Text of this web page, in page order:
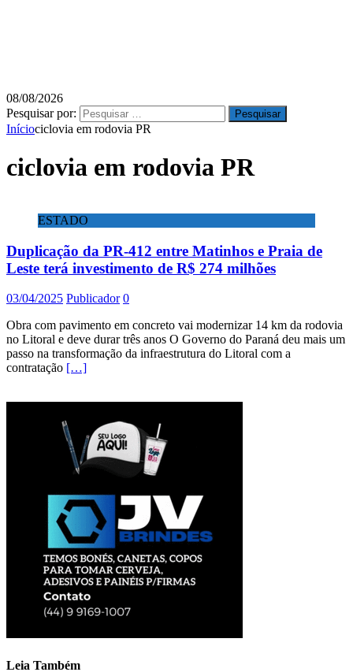
08/08/2026
Pesquisar por:
Iníciociclovia em rodovia PR
ciclovia em rodovia PR
ESTADO
Duplicação da PR-412 entre Matinhos e Praia de
Leste terá investimento de R$ 274 milhões
03/04/2025 Publicador 0
Obra com pavimento em concreto vai modernizar 14 km da rodovia
no Litoral e deve durar três anos O Governo do Paraná deu mais um
passo na transformação da infraestrutura do Litoral com a
contratação […]
Leia Também